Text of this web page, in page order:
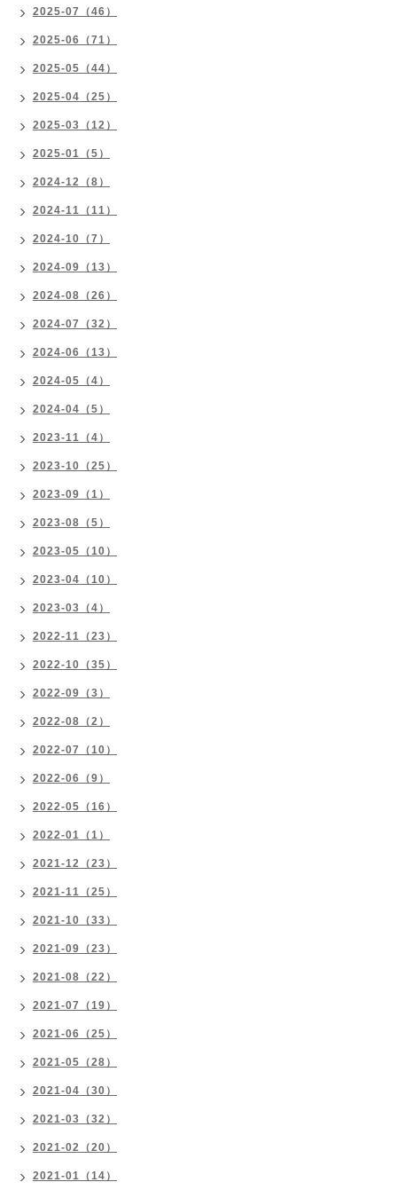
2025-07（46）
2025-06（71）
2025-05（44）
2025-04（25）
2025-03（12）
2025-01（5）
2024-12（8）
2024-11（11）
2024-10（7）
2024-09（13）
2024-08（26）
2024-07（32）
2024-06（13）
2024-05（4）
2024-04（5）
2023-11（4）
2023-10（25）
2023-09（1）
2023-08（5）
2023-05（10）
2023-04（10）
2023-03（4）
2022-11（23）
2022-10（35）
2022-09（3）
2022-08（2）
2022-07（10）
2022-06（9）
2022-05（16）
2022-01（1）
2021-12（23）
2021-11（25）
2021-10（33）
2021-09（23）
2021-08（22）
2021-07（19）
2021-06（25）
2021-05（28）
2021-04（30）
2021-03（32）
2021-02（20）
2021-01（14）